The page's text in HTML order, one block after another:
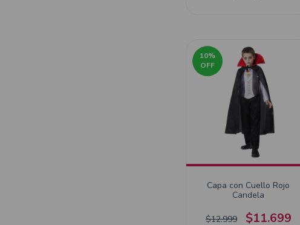
10%
OFF
Capa con Cuello Rojo
Candela
$12.999 $11.699